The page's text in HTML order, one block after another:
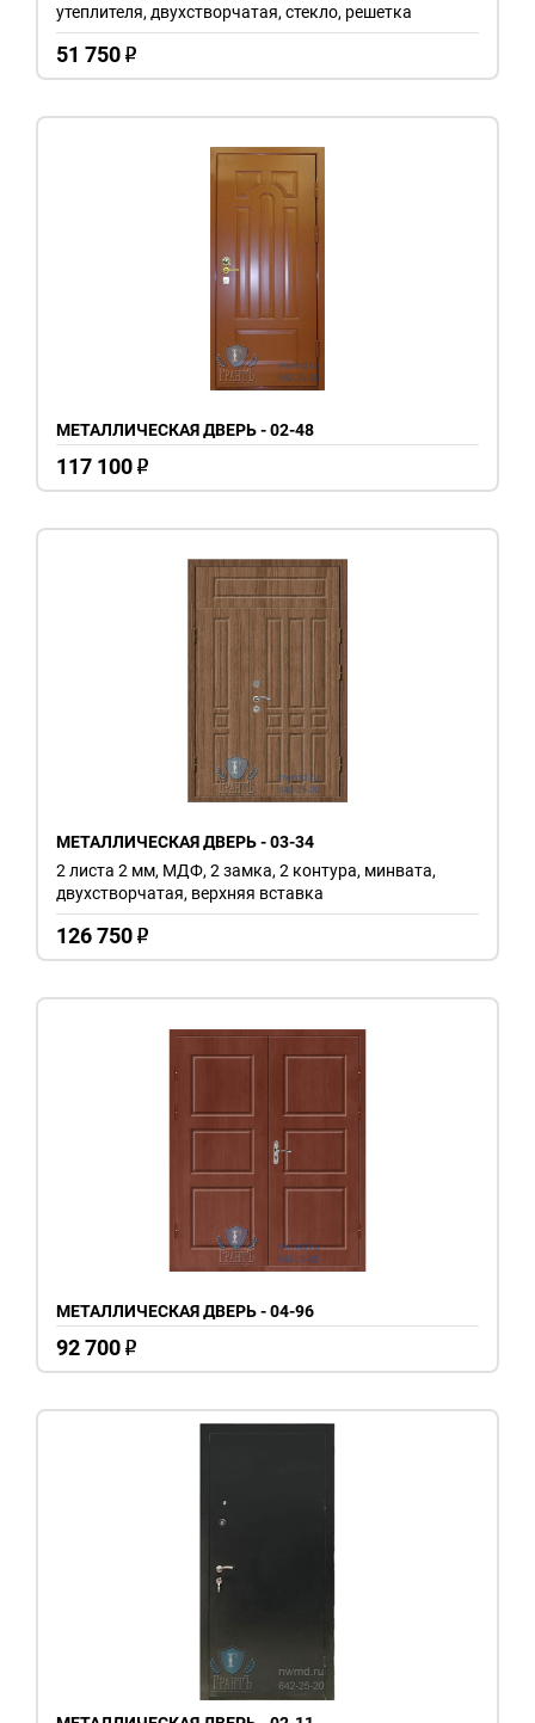
51 750 o
утеплителя, двухстворчатая, стекло, решетка
МЕТАЛЛИЧЕСКАЯ ДВЕРЬ - 02-48
117 100 o
МЕТАЛЛИЧЕСКАЯ ДВЕРЬ - 03-34
126 750 o
2 листа 2 мм, МДФ, 2 замка, 2 контура, минвата,
двухстворчатая, верхняя вставка
МЕТАЛЛИЧЕСКАЯ ДВЕРЬ - 04-96
92 700 o